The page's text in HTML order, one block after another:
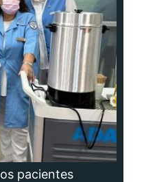
pacientes